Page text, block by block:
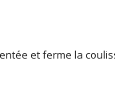
et ferme la